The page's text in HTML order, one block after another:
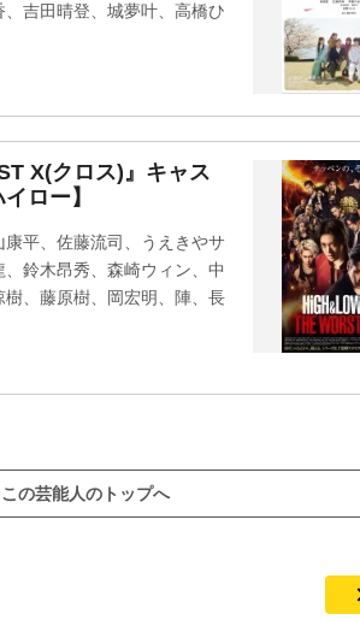
吉田晴登、城夢叶、高橋ひ
X(クロス)』キャス
ロー】
平、佐藤流司、うえきやサ
鈴木昂秀、森崎ウィン、中
、藤原樹、岡宏明、陣、長
この芸能人のトップへ